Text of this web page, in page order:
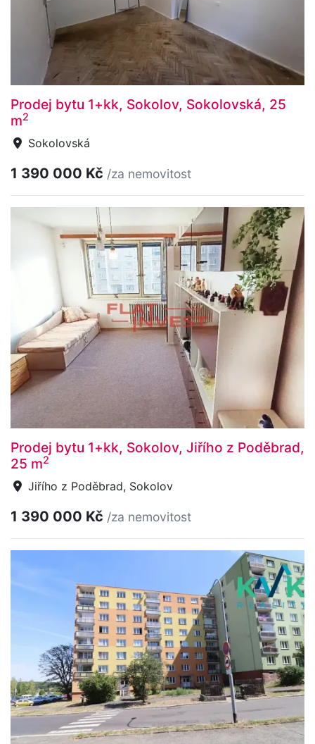
Prodej bytu 1+kk, Sokolov, Sokolovská, 25
m2
Sokolovská
1 390 000 Kč /za nemovitost
Prodej bytu 1+kk, Sokolov, Jiřího z Poděbrad,
25 m2
Jiřího z Poděbrad, Sokolov
1 390 000 Kč /za nemovitost